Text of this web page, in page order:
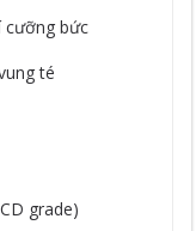
cưỡng bức
té
grade)